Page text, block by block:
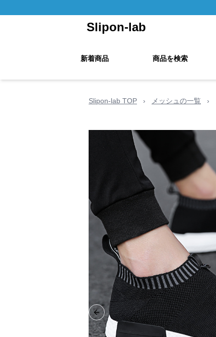
Slipon-lab
新着商品 商品を検索
Slipon-lab TOP › メッシュの一覧 ›
Previous slide